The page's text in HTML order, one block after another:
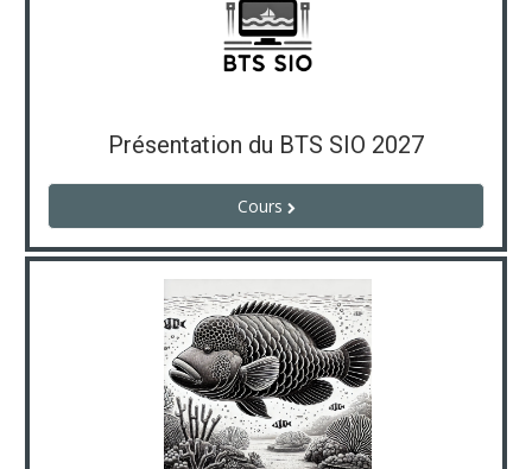
Présentation du BTS SIO 2027
Cours